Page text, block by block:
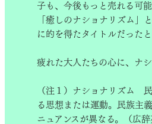
子も、今後もっと売れる可
「癒しのナショナリズム」
に的を得たタイトルだった
疲れた大人たちの心に、ナ
（注１）ナショナリズム
る思想または運動。民族主
ニュアンスが異なる。（広